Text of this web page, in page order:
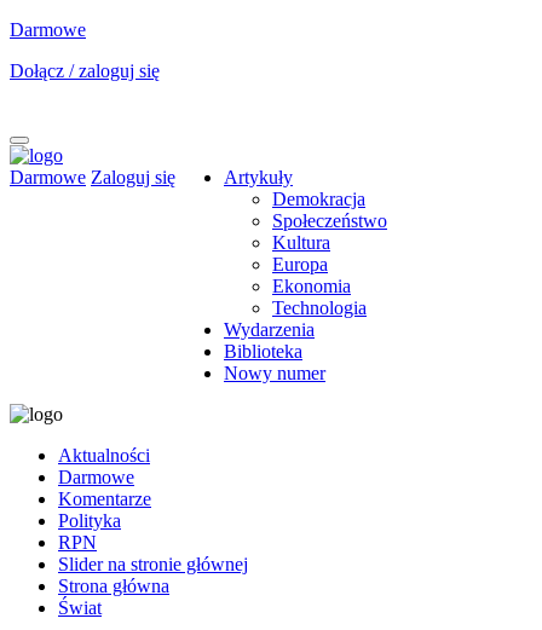
Darmowe
Dołącz / zaloguj się
Darmowe Zaloguj się
Artykuły
Demokracja
Społeczeństwo
Kultura
Europa
Ekonomia
Technologia
Wydarzenia
Biblioteka
Nowy numer
Aktualności
Darmowe
Komentarze
Polityka
RPN
Slider na stronie głównej
Strona główna
Świat